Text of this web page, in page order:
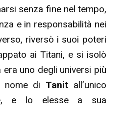
senza fine nel tempo,
e in responsabilità nei
riversò i suoi poteri
ai Titani, e si isolò
uno degli universi più
nome di Tanitall’unico
e lo elesse a sua